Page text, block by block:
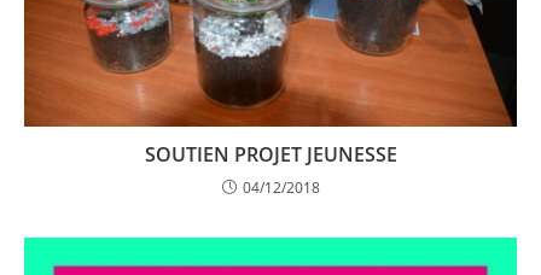
SOUTIEN PROJET JEUNESSE
04/12/2018